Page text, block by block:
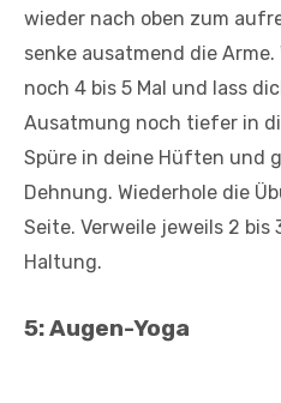
wieder nach oben zum
senke ausatmend die
noch 4 bis 5 Mal und lass
Ausatmung noch tiefer in
Spüre in deine Hüften und
Dehnung. Wiederhole die
Seite. Verweile jeweils 2 bis
Haltung.
5: Augen-Yoga